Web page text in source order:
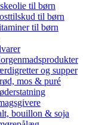
til børn
til børn
til børn
og supper
mos & puré
bouillon & soja